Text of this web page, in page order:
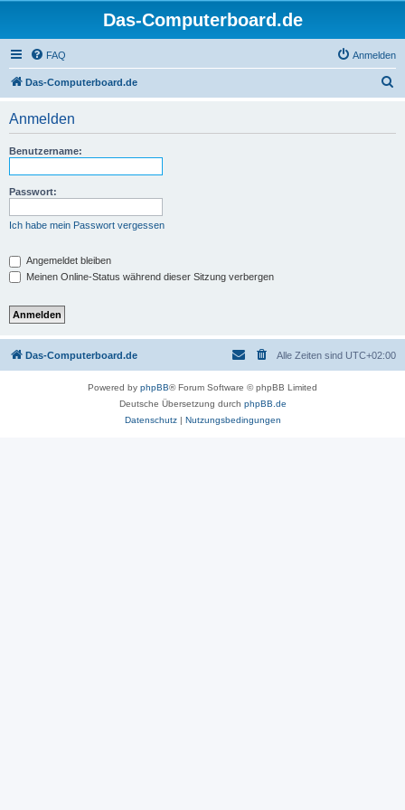
Das-Computerboard.de
FAQ Anmelden
Das-Computerboard.de
Anmelden
Benutzername:
Passwort:
Ich habe mein Passwort vergessen
Angemeldet bleiben
Meinen Online-Status während dieser Sitzung verbergen
Das-Computerboard.de Alle Zeiten sind UTC+02:00
Powered by phpBB® Forum Software © phpBB Limited
Deutsche Übersetzung durch phpBB.de
Datenschutz| Nutzungsbedingungen